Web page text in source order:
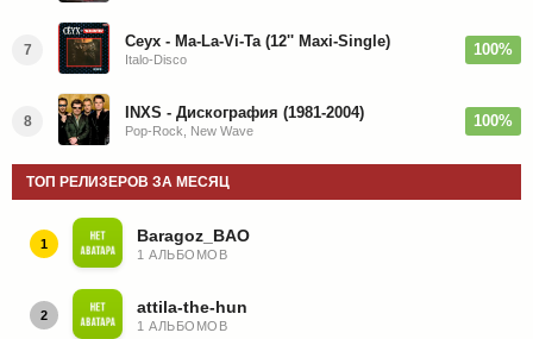
7 Ceyx - Ma-La-Vi-Ta (12'' Maxi-Single)
Italo-Disco
100%
8 INXS - Дискография (1981-2004)
Pop-Rock, New Wave
100%
ТОП РЕЛИЗЕРОВ ЗА МЕСЯЦ
1 Baragoz_BAO
1 АЛЬБОМОВ
2 attila-the-hun
1 АЛЬБОМОВ